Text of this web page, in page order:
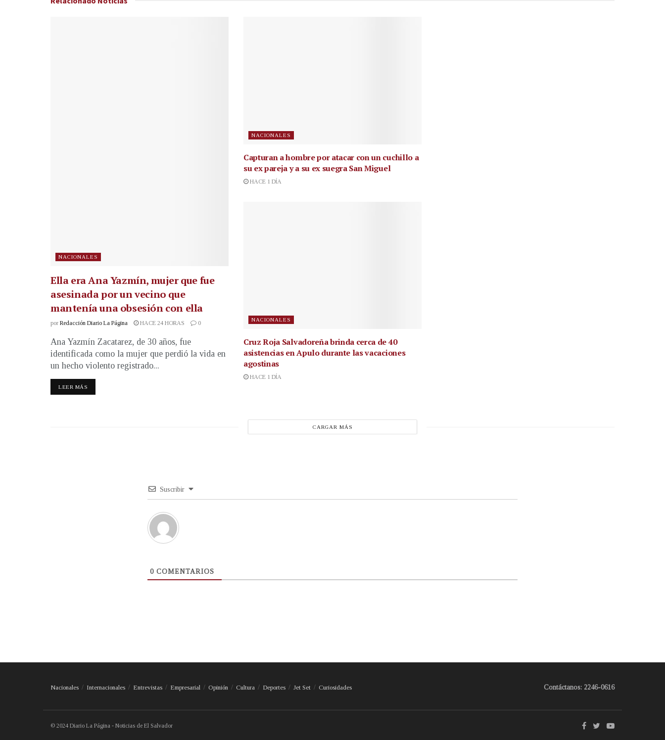
NACIONALES
Ella era Ana Yazmín, mujer que fue
asesinada por un vecino que
mantenía una obsesión con ella
por Redacción Diario La Página HACE 24 HORAS 0
Ana Yazmín Zacatarez, de 30 años, fue
identificada como la mujer que perdió la vida en
un hecho violento registrado...
LEER MÁS
NACIONALES
Capturan a hombre por atacar con un cuchillo a
su ex pareja y a su ex suegra San Miguel
HACE 1 DÍA
NACIONALES
Cruz Roja Salvadoreña brinda cerca de 40
asistencias en Apulo durante las vacaciones
agostinas
HACE 1 DÍA
CARGAR MÁS
Suscribir
0 COMENTARIOS
Nacionales Internacionales Entrevistas Empresarial Opinión Cultura Deportes Jet Set Curiosidades Contáctanos: 2246-0616
© 2024 Diario La Página - Noticias de El Salvador